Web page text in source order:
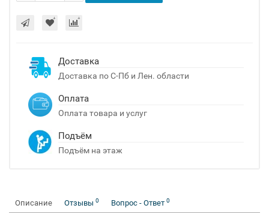
Доставка
Доставка по С-Пб и Лен. области
Оплата
Оплата товара и услуг
Подъём
Подъём на этаж
Описание Отзывы 0 Вопрос - Ответ 0